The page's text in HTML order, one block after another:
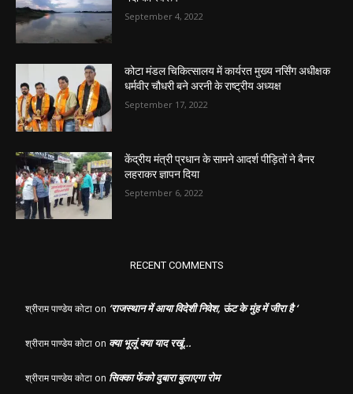
September 4, 2022
कोटा मंडल चिकित्सालय में कार्यरत मुख्य नर्सिंग अधीक्षक
धर्मवीर चौधरी बने अरनी के राष्ट्रीय अध्यक्ष
September 17, 2022
केंद्रीय मंत्री प्रधान के सामने आदर्श पीड़ितों ने बैनर
लहराकर ज्ञापन दिया
September 6, 2022
RECENT COMMENTS
श्रीराम पाण्डेय कोटा on ‘राजस्थान में आया विदेशी निवेश, ऊंट के मुंह में जीरा है ‘
श्रीराम पाण्डेय कोटा on क्या भूलूं क्या याद रखूं…
श्रीराम पाण्डेय कोटा on सिक्का फेंको दुबारा बुलाएगा रोम